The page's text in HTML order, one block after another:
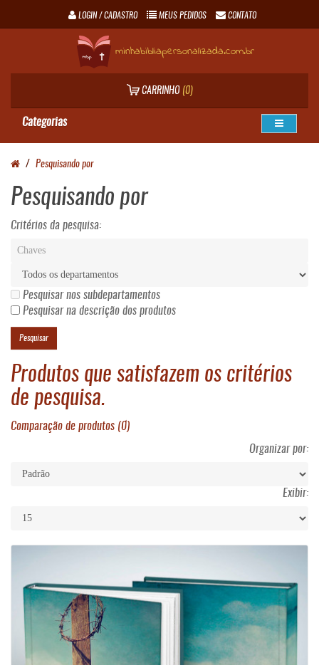
LOGIN / CADASTRO MEUS PEDIDOS CONTATO
minhabibliapersonalizada.com.br
CARRINHO (0)
Categorias
Pesquisando por
Pesquisando por
Critérios da pesquisa:
Pesquisar nos subdepartamentos
Pesquisar na descrição dos produtos
Produtos que satisfazem os critérios
de pesquisa.
Comparação de produtos (0)
Organizar por:
Exibir: